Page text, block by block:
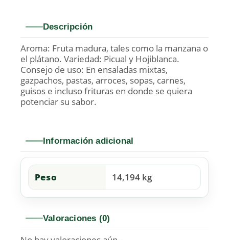
Descripción
Aroma: Fruta madura, tales como la manzana o
el plátano. Variedad: Picual y Hojiblanca.
Consejo de uso: En ensaladas mixtas,
gazpachos, pastas, arroces, sopas, carnes,
guisos e incluso frituras en donde se quiera
potenciar su sabor.
Información adicional
Peso 14,194 kg
Valoraciones (0)